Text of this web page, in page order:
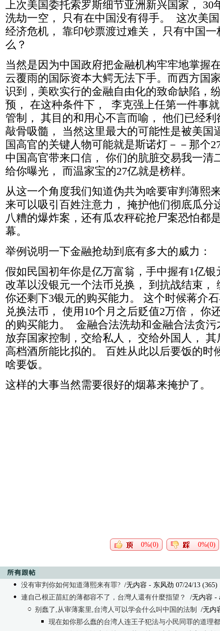
上次美国委托索罗斯细节亚洲新兴国家， 30
洗劫一空， 只有在中国没有得手。 这次美
经济危机， 靠印钞票渡过难关， 只有中国
么？
当然是因为中国政府把金融机构牢牢地掌握
云覆雨的国际资本大鳄无法下手。而西方国
识到，美欧实行的金融自由化的致命缺陷，
预， 在这种条件下， 李克强上任第一件事
管制， 其目的和用心不言而喻， 他们已经
敲骨吸髓， 当然这里最大的可能性是被美国
国高官的关键人物可能就是斯诺灯－－那个
中国高官带来口信， 你们的肮脏交易我一清
给你曝光， 而温家宝的27亿就是榜样。
从这一个角度我们知道伪共为啥要审判薄熙
来可以吸引百姓注意力， 掩护他们彻底瓜分
八糟的爆炸案，还有瓜农秤砣抢尸案恐怕都
幕。
举例说明一下金融抢劫到底有多大的威力：
假如民国初年你是亿万富翁，手中握有1亿
改革以没银元一个法币兑换， 到抗战结束，
你还剩下3银元的购买能力。 这个时候蒋介
兑换法币， 使用10个月之后贬值2万倍， 你
的购买能力。 金融合法洗劫和金融合法贪污
放弃国家控制，交给私人， 交给外国人，
高档酒所能比拟的。 百姓从此以后要饭的时
啥要饭。
这样的大事当然需要很好的烟幕来掩护了。
0%(0) 0%(0)
没有审判你如何知道薄熙来有罪? /无内容 - 东风劲 07/24/13 (365)
連自己根正苗紅的薄都容不了，台灣人還有什麼指望？
/无内容 -
别蠢了,从审薄案里,台湾人可以学会什么叫中国的法制
/无内
现在如你那么蠢的台湾人连王子犯法与小民同罪的道理